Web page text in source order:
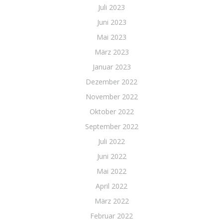
Juli 2023
Juni 2023
Mai 2023
März 2023
Januar 2023
Dezember 2022
November 2022
Oktober 2022
September 2022
Juli 2022
Juni 2022
Mai 2022
April 2022
März 2022
Februar 2022